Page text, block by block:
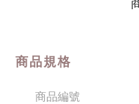
商品規格
商品編號